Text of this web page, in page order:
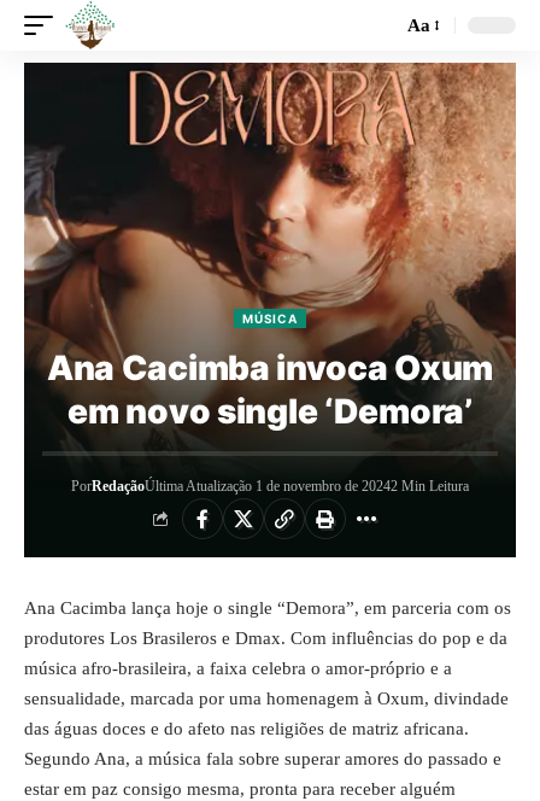
Aa
MÚSICA
Ana Cacimba invoca Oxum
em novo single ‘Demora’
PorRedaçãoÚltima Atualização 1 de novembro de 20242 Min Leitura
Ana Cacimba lança hoje o single “Demora”, em parceria com os
produtores Los Brasileros e Dmax. Com influências do pop e da
música afro-brasileira, a faixa celebra o amor-próprio e a
sensualidade, marcada por uma homenagem à Oxum, divindade
das águas doces e do afeto nas religiões de matriz africana.
Segundo Ana, a música fala sobre superar amores do passado e
estar em paz consigo mesma, pronta para receber alguém